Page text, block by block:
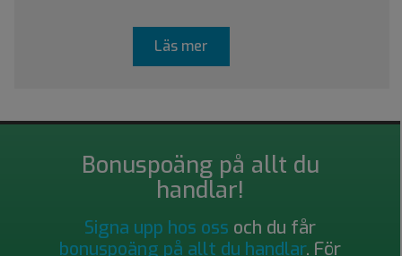
Läs mer
Bonuspoäng på allt du
handlar!
Signa upp hos oss och du får
bonuspoäng på allt du handlar. För